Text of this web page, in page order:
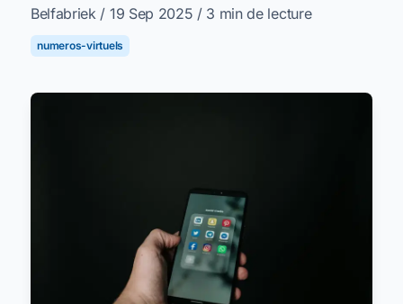
Belfabriek / 19 Sep 2025 / 3 min de lecture
numeros-virtuels